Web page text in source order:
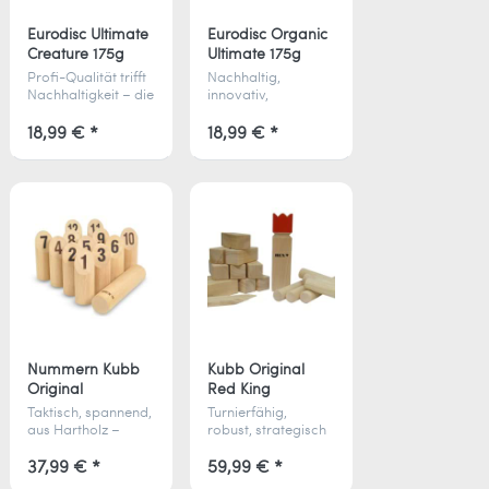
Eurodisc Ultimate
Creature 175g
Profi-Qualität trifft
Nachhaltigkeit – die
Creature fliegt über
100 m präzise und
besteht aus 100 %
18,99 € *
Eurodisc Organic
Ultimate 175g
Nachhaltig,
innovativ,
Eurodisc Organic
Ultimate ist die
erste Bio-Ultimate-
Rohstoffen.
18,99 € *
Nummern Kubb
Original
Taktisch, spannend,
aus Hartholz –
das perfekte
Outdoor-Spiel für
37,99 € *
Kubb Original
Red King
Turnierfähig,
robust, strategisch
aus Hartholz bringt
Spannung und
59,99 € *